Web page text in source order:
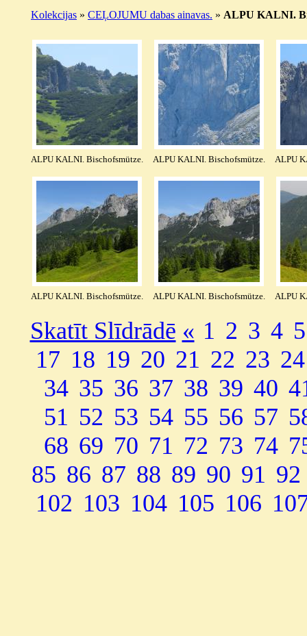
Kolekcijas » CEĻOJUMU dabas ainavas. » ALPU KALNI.
ALPU KALNI. Bischofsmütze. ALPU KALNI. Bischofsmütze. ALPU
ALPU KALNI. Bischofsmütze. ALPU KALNI. Bischofsmütze. ALPU
Skatīt Slīdrādē « 1 2 3 4 5
17 18 19 20 21 22 23 24
34 35 36 37 38 39 40
51 52 53 54 55 56 57
68 69 70 71 72 73 74
85 86 87 88 89 90 91 92
102 103 104 105 106